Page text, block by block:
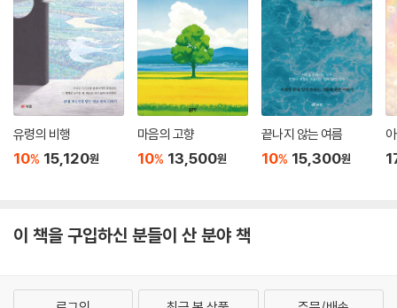
유령의 비행
10% 15,120원
마음의 고향
10% 13,500원
끝나지 않는 여름
10% 15,300원
이 책을 구입하신 분들이 산 분야 책